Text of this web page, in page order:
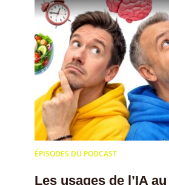
ÉPISODES DU PODCAST
Les usages de l’IA